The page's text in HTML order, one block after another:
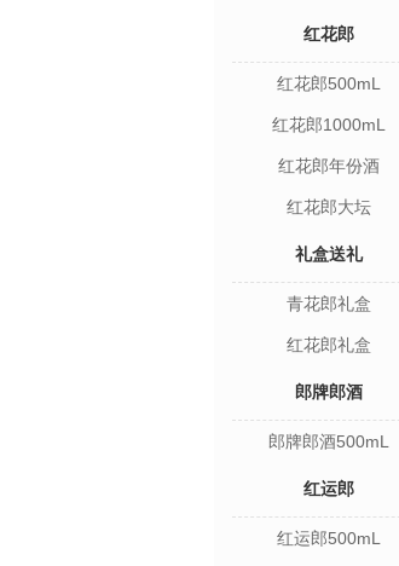
红花郎
红花郎500mL
红花郎1000mL
红花郎年份酒
红花郎大坛
礼盒送礼
青花郎礼盒
红花郎礼盒
郎牌郎酒
郎牌郎酒500mL
红运郎
红运郎500mL